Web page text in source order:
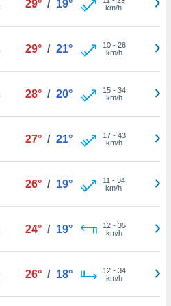
29° / 19°
km/h
29° / 21° 10- 26
km/h
28° / 20° 15- 34
km/h
27° / 21° 17- 43
km/h
26° / 19° 11 - 34
km/h
24° / 19° 12- 35
km/h
26° / 18° 12- 34
km/h